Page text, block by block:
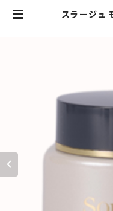
スラージュ